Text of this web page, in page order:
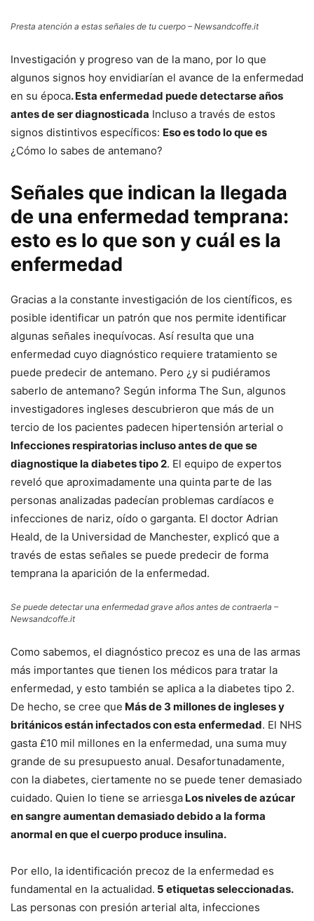
Presta atención a estas señales de tu cuerpo – Newsandcoffe.it
Investigación y progreso van de la mano, por lo que
algunos signos hoy envidiarían el avance de la enfermedad
en su época. Esta enfermedad puede detectarse años
antes de ser diagnosticada Incluso a través de estos
signos distintivos específicos: Eso es todo lo que es
¿Cómo lo sabes de antemano?
Señales que indican la llegada
de una enfermedad temprana:
esto es lo que son y cuál es la
enfermedad
Gracias a la constante investigación de los científicos, es
posible identificar un patrón que nos permite identificar
algunas señales inequívocas. Así resulta que una
enfermedad cuyo diagnóstico requiere tratamiento se
puede predecir de antemano. Pero ¿y si pudiéramos
saberlo de antemano? Según informa The Sun, algunos
investigadores ingleses descubrieron que más de un
tercio de los pacientes padecen hipertensión arterial o
Infecciones respiratorias incluso antes de que se
diagnostique la diabetes tipo 2. El equipo de expertos
reveló que aproximadamente una quinta parte de las
personas analizadas padecían problemas cardíacos e
infecciones de nariz, oído o garganta. El doctor Adrian
Heald, de la Universidad de Manchester, explicó que a
través de estas señales se puede predecir de forma
temprana la aparición de la enfermedad.
Se puede detectar una enfermedad grave años antes de contraerla –
Newsandcoffe.it
Como sabemos, el diagnóstico precoz es una de las armas
más importantes que tienen los médicos para tratar la
enfermedad, y esto también se aplica a la diabetes tipo 2.
De hecho, se cree que Más de 3 millones de ingleses y
británicos están infectados con esta enfermedad. El NHS
gasta £10 mil millones en la enfermedad, una suma muy
grande de su presupuesto anual. Desafortunadamente,
con la diabetes, ciertamente no se puede tener demasiado
cuidado. Quien lo tiene se arriesga Los niveles de azúcar
en sangre aumentan demasiado debido a la forma
anormal en que el cuerpo produce insulina.
Por ello, la identificación precoz de la enfermedad es
fundamental en la actualidad. 5 etiquetas seleccionadas.
Las personas con presión arterial alta, infecciones